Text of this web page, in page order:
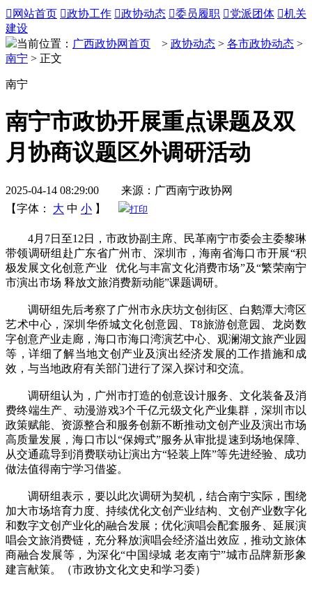
 网站首页 政协工作 政协动态 委员履职 党派团体 机关
建设
当前位置： 广西政协网首页 > 政协动态 > 各市政协动态 >
南宁 > 正文
南宁
南宁市政协开展重点课题及双
月协商议题区外调研活动
2025-04-14 08:29:00 来源：广西南宁政协网
【字体：
大 中 小 】 打印
4月7日至12日，市政协副主席、民革南宁市委会主委黎琳
带领调研组赴广东省广州市、深圳市，海南省海口市开展“积
极发展文化创意产业 优化与丰富文化消费市场”及“繁荣南宁
市演出市场 释放文旅消费新动能”课题调研。
调研组先后考察了广州市永庆坊文创街区、白鹅潭大湾区
艺术中心，深圳华侨城文化创意园、T8旅游创意园、龙岗数
字创意产业走廊，海口市海口湾演艺中心、观澜湖文旅产业园
等，详细了解当地文创产业及演出经济发展的工作措施和成
效，与当地政府有关部门进行了深入探讨和交流。
调研组认为，广州市打造的创意设计服务、文化装备及消
费终端生产、动漫游戏3个千亿元级文化产业集群，深圳市以
政策赋能、资源整合和服务创新不断推动文创产业及演出市场
高质量发展，海口市以“保姆式”服务从审批提速到场地保障、
从交通疏导到消费联动让演出方“轻装上阵”等先进经验、成功
做法值得南宁学习借鉴。
调研组表示，要以此次调研为契机，结合南宁实际，围绕
加大市场培育力度、持续优化文创产业结构、文创产业数字化
和数字文创产业化的融合发展；优化演唱会配套服务、延展演
唱会文旅消费链，充分释放演唱会经济溢出效应，推动文旅体
商融合发展等，为深化“中国绿城 老友南宁”城市品牌新形象
建言献策。（市政协文化文史和学习委）